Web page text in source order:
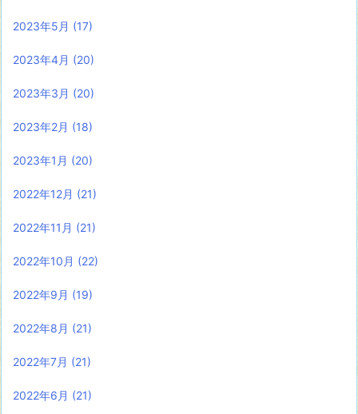
2023年5月 (17)
2023年4月 (20)
2023年3月 (20)
2023年2月 (18)
2023年1月 (20)
2022年12月 (21)
2022年11月 (21)
2022年10月 (22)
2022年9月 (19)
2022年8月 (21)
2022年7月 (21)
2022年6月 (21)